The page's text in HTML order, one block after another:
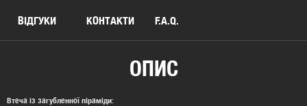
ВІДГУКИ КОНТАКТИ F.A.Q.
ОПИС
Втеча із загубленної піраміди: